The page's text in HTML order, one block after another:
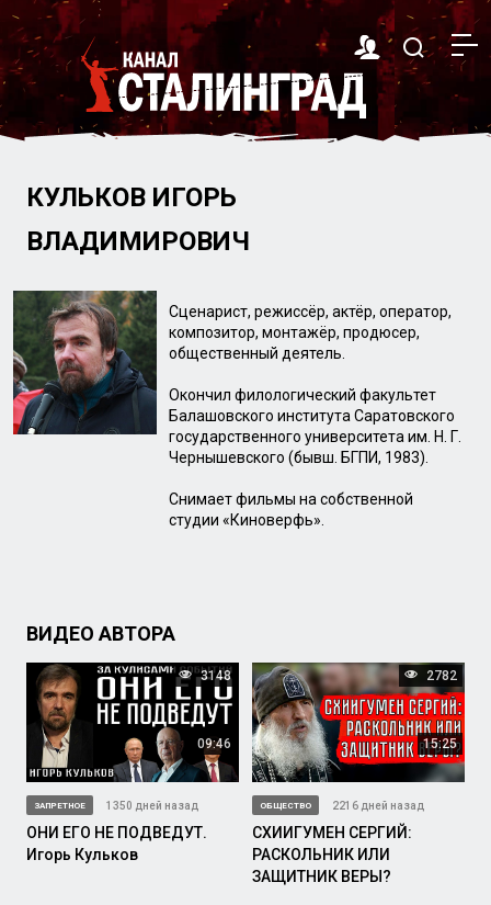
КУЛЬКОВ ИГОРЬ
ВЛАДИМИРОВИЧ
Сценарист, режиссёр, актёр, оператор,
композитор, монтажёр, продюсер,
общественный деятель.
Окончил филологический факультет
Балашовского института Саратовского
государственного университета им. Н. Г.
Чернышевского (бывш. БГПИ, 1983).
Снимает фильмы на собственной
студии «Киноверфь».
ВИДЕО АВТОРА
09:46
3148
ЗАПРЕТНОЕ 1350 дней назад
ОНИ ЕГО НЕ ПОДВЕДУТ.
Игорь Кульков
15:25
2782
ОБЩЕСТВО 2216 дней назад
СХИИГУМЕН СЕРГИЙ:
РАСКОЛЬНИК ИЛИ
ЗАЩИТНИК ВЕРЫ?